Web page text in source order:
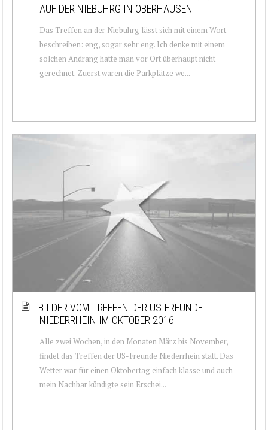
AUF DER NIEBUHRG IN OBERHAUSEN
Das Treffen an der Niebuhrg lässt sich mit einem Wort
beschreiben: eng, sogar sehr eng. Ich denke mit einem
solchen Andrang hatte man vor Ort überhaupt nicht
gerechnet. Zuerst waren die Parkplätze we...
BILDER VOM TREFFEN DER US-FREUNDE
NIEDERRHEIN IM OKTOBER 2016
Alle zwei Wochen, in den Monaten März bis November,
findet das Treffen der US-Freunde Niederrhein statt. Das
Wetter war für einen Oktobertag einfach klasse und auch
mein Nachbar kündigte sein Erschei...